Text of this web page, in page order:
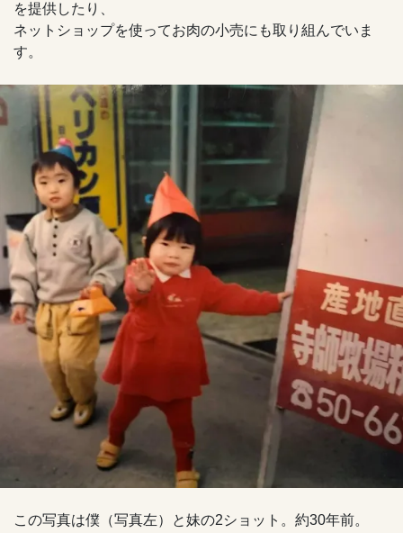
を提供したり、
ネットショップを使ってお肉の小売にも取り組んでいま
す。
この写真は僕（写真左）と妹の2ショット。約30年前。